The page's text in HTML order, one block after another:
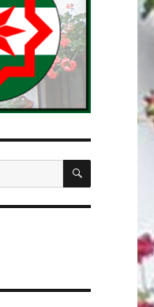
BUSCAR